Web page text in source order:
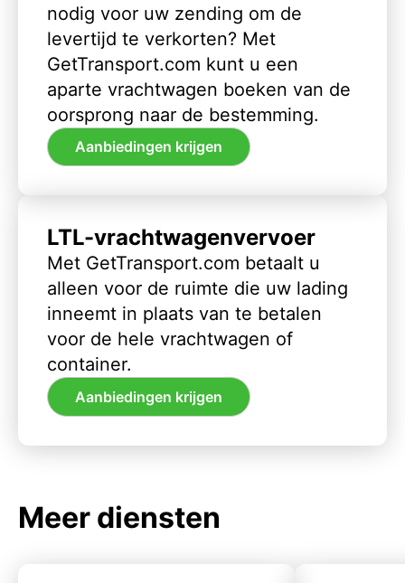
nodig voor uw zending om de
levertijd te verkorten? Met
GetTransport.com kunt u een
aparte vrachtwagen boeken van de
oorsprong naar de bestemming.
Aanbiedingen krijgen
LTL-vrachtwagenvervoer
Met GetTransport.com betaalt u
alleen voor de ruimte die uw lading
inneemt in plaats van te betalen
voor de hele vrachtwagen of
container.
Aanbiedingen krijgen
Meer diensten